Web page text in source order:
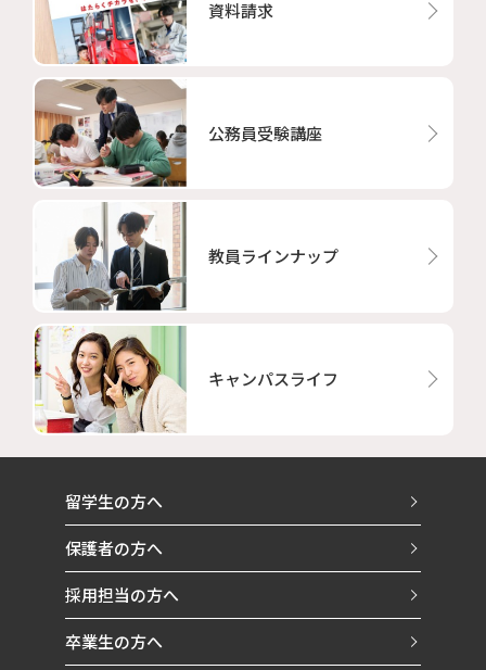
資料請求
公務員受験講座
教員ラインナップ
キャンパスライフ
留学生の方へ
保護者の方へ
採用担当の方へ
卒業生の方へ